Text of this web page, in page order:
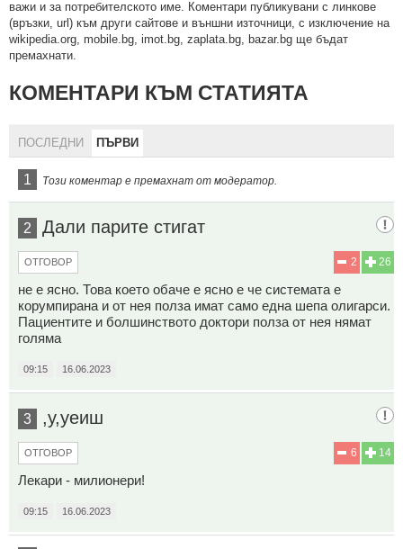
важи и за потребителското име. Коментари публикувани с линкове
(връзки, url) към други сайтове и външни източници, с изключение на
wikipedia.org, mobile.bg, imot.bg, zaplata.bg, bazar.bg ще бъдат
премахнати.
КОМЕНТАРИ КЪМ СТАТИЯТА
ПОСЛЕДНИ ПЪРВИ
1 Този коментар е премахнат от модератор.
2 Дали парите стигат
26
2
ОТГОВОР
не е ясно. Това което обаче е ясно е че системата е
корумпирана и от нея полза имат само една шепа олигарси.
Пациентите и болшинството доктори полза от нея нямат
голяма
09:15 16.06.2023
3 ,у,уеиш
14
6
ОТГОВОР
Лекари - милионери!
09:15 16.06.2023